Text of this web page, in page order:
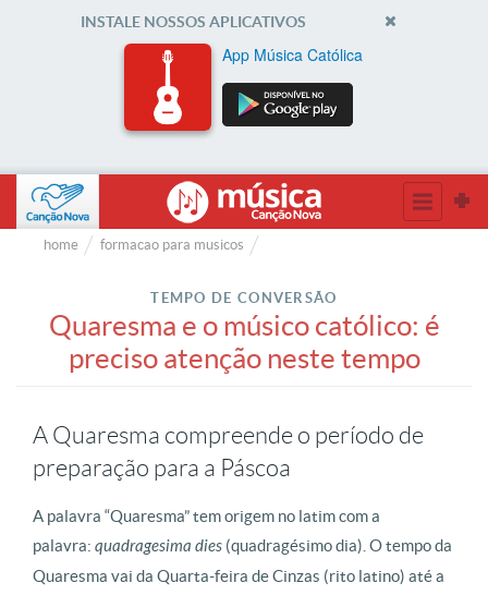
INSTALE NOSSOS APLICATIVOS
App Música Católica
home formacao para musicos
TEMPO DE CONVERSÃO
Quaresma e o músico católico: é
preciso atenção neste tempo
A Quaresma compreende o período de
preparação para a Páscoa
A palavra “Quaresma” tem origem no latim com a
palavra: quadragesima dies (quadragésimo dia). O tempo da
Quaresma vai da Quarta-feira de Cinzas (rito latino) até a